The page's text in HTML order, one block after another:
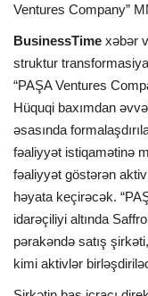
ENERGETİKA
SİYASƏT
İDMAN
FORMULA 1
DÜNYA
ANALİTİKA
Multimedia
Ventures Company”
BusinessTime xəbər
struktur
“PAŞA Ventures
Hüquqi baxımdan
əsasında
fəaliyyət istiqamətinə
fəaliyyət göstərən
həyata keçirəcək.
idarəçiliyi altında
pərakəndə satış
kimi aktivlər